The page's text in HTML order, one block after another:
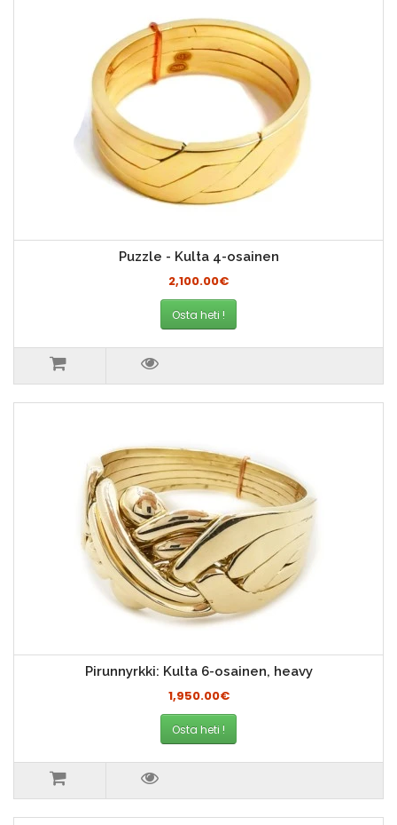
Puzzle - Kulta 4-osainen
2,100.00€
Osta heti !
Pirunnyrkki: Kulta 6-osainen, heavy
1,950.00€
Osta heti !